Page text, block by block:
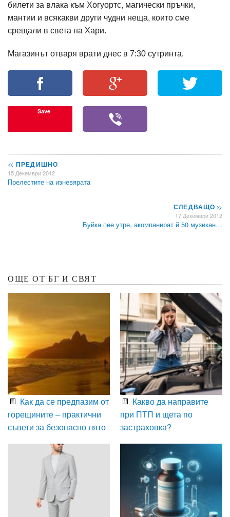
билети за влака към Хогуортс, магически пръчки,
мантии и всякакви други чудни неща, които сме
срещали в света на Хари.
Магазинът отваря врати днес в 7:30 сутринта.
Save
<< ПРЕДИШНО
15 Декември 2012
Прелестите на изневярата
СЛЕДВАЩО>>
17 Декември 2012
Буйка пее утре, акомпанират й 50 музикан…
ОЩЕ ОТ БГ И СВЯТ
Как да се предпазим от
горещините – практични
съвети за безопасно лято
Какво да направите
при ПТП и щета по
застраховка?